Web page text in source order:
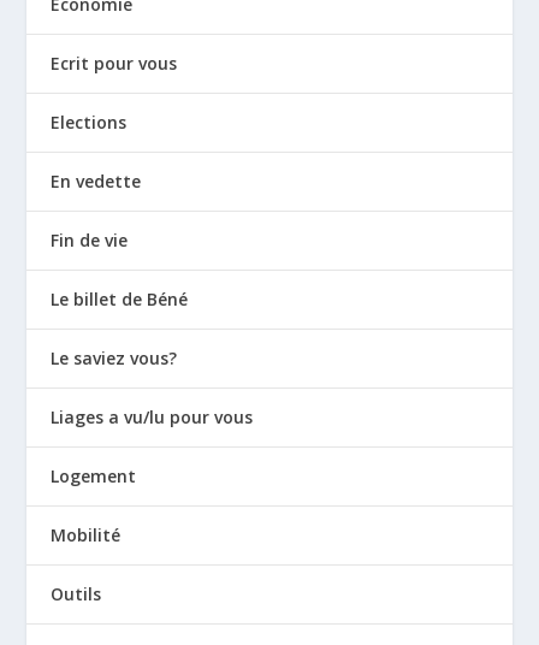
Ecrit pour vous
Elections
En vedette
Fin de vie
Le billet de Béné
Le saviez vous?
Liages a vu/lu pour vous
Logement
Mobilité
Outils